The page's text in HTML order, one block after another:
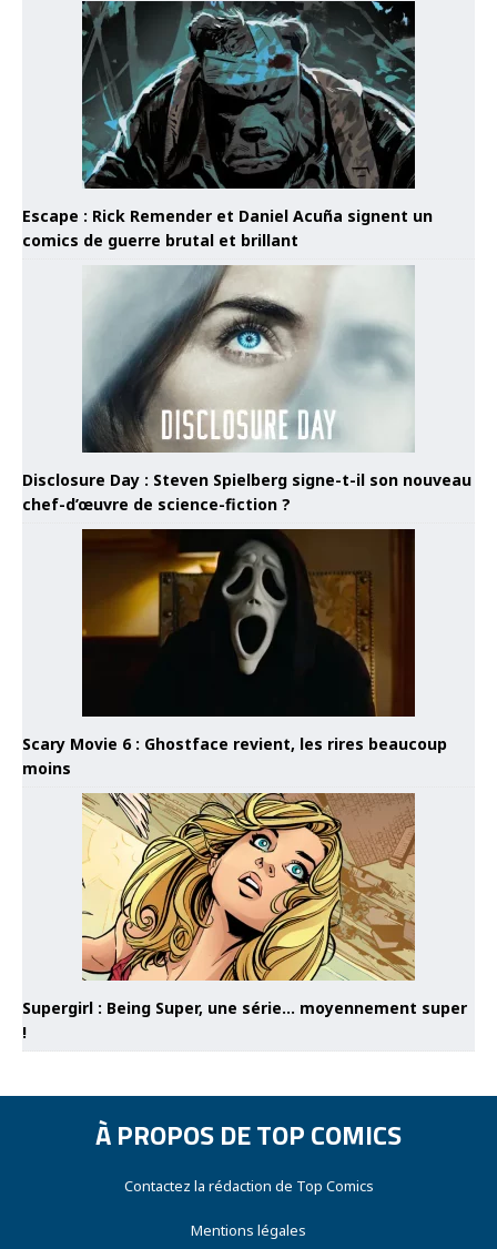
Escape : Rick Remender et Daniel Acuña signent un
comics de guerre brutal et brillant
Disclosure Day : Steven Spielberg signe-t-il son nouveau
chef-d’œuvre de science-fiction ?
Scary Movie 6 : Ghostface revient, les rires beaucoup
moins
Supergirl : Being Super, une série… moyennement super
!
À PROPOS DE TOP COMICS
Contactez la rédaction de Top Comics
Mentions légales